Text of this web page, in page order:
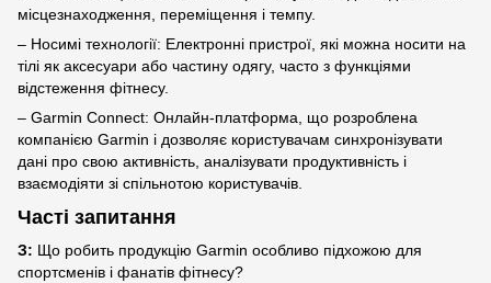
місцезнаходження, переміщення і темпу.
– Носимі технології: Електронні пристрої, які можна носити на
тілі як аксесуари або частину одягу, часто з функціями
відстеження фітнесу.
– Garmin Connect: Онлайн-платформа, що розроблена
компанією Garmin і дозволяє користувачам синхронізувати
дані про свою активність, аналізувати продуктивність і
взаємодіяти зі спільнотою користувачів.
Часті запитання
З: Що робить продукцію Garmin особливо підхожою для
спортсменів і фанатів фітнесу?